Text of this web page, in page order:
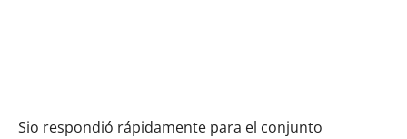
Sio respondió rápidamente para el conjunto